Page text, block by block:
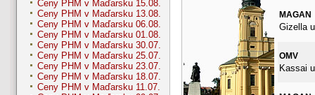
Ceny PHM v Maďarsku 15.08.
Ceny PHM v Maďarsku 13.08.
Ceny PHM v Maďarsku 06.08.
Ceny PHM v Maďarsku 01.08.
Ceny PHM v Maďarsku 30.07.
Ceny PHM v Maďarsku 25.07.
Ceny PHM v Maďarsku 23.07.
Ceny PHM v Maďarsku 18.07.
Ceny PHM v Maďarsku 11.07.
MAGAN
Gizella
OMV
Kassai